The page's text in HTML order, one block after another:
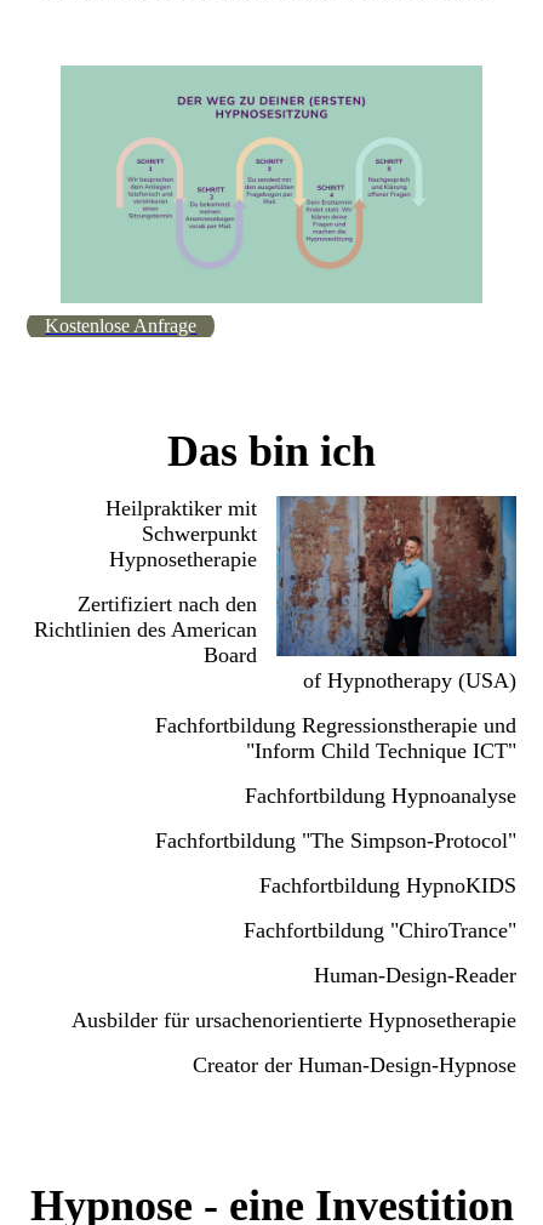
Kostenlose Anfrage
Das bin ich
Heilpraktiker mit
Schwerpunkt
Hypnosetherapie
Zertifiziert nach den
Richtlinien des American
Board
of Hypnotherapy (USA)
Fachfortbildung Regressionstherapie und
"Inform Child Technique ICT"
Fachfortbildung Hypnoanalyse
Fachfortbildung "The Simpson-Protocol"
Fachfortbildung HypnoKIDS
Fachfortbildung "ChiroTrance"
Human-Design-Reader
Ausbilder für ursachenorientierte Hypnosetherapie
Creator der Human-Design-Hypnose
Hypnose - eine Investition